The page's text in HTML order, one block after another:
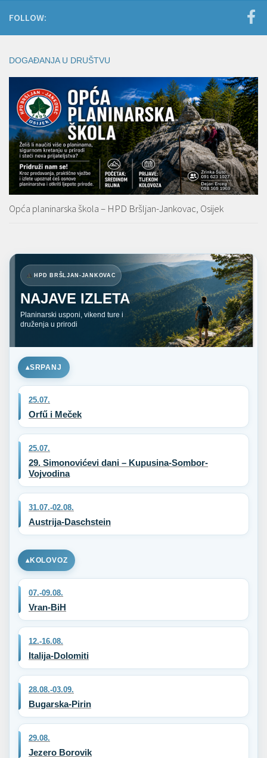
FOLLOW:
DOGAĐANJA U DRUŠTVU
Opća planinarska škola – HPD Bršljan-Jankovac, Osijek
HPD BRŠLJAN-JANKOVAC
NAJAVE IZLETA
Planinarski usponi, vikend ture i
druženja u prirodi
SRPANJ
25.07.
Orfű i Meček
25.07.
29. Simonovićevi dani – Kupusina-Sombor-
Vojvodina
31.07.-02.08.
Austrija-Daschstein
KOLOVOZ
07.-09.08.
Vran-BiH
12.-16.08.
Italija-Dolomiti
28.08.-03.09.
Bugarska-Pirin
29.08.
Jezero Borovik